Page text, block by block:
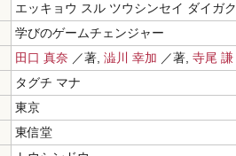
エッキョウ スル ツウシンセイ ダイガク
学びのゲームチェンジャー
田口 真奈 ／著, 澁川 幸加 ／著, 寺尾 謙
タグチ マナ
東京
東信堂